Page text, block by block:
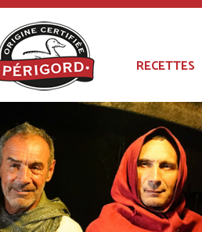
RECETTES